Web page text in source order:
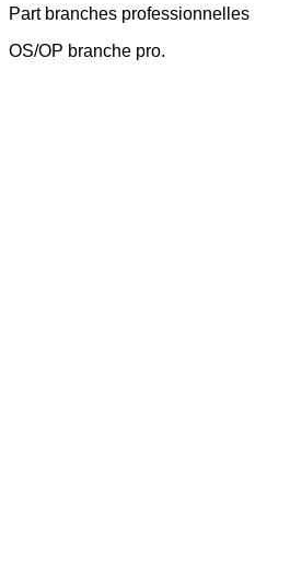
Part branches professionnelles
OS/OP branche pro.